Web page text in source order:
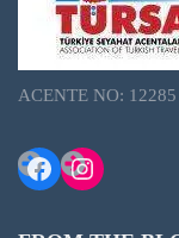
ACENTE NO: 12285
Facebook
Instagram